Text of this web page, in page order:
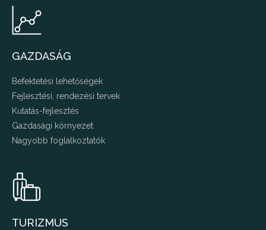
GAZDASÁG
Befektetési lehetőségek
Fejlesztési, rendezési tervek
Kutatás-fejlesztés
Gazdasági környezet
Nagyobb foglalkoztatók
TURIZMUS